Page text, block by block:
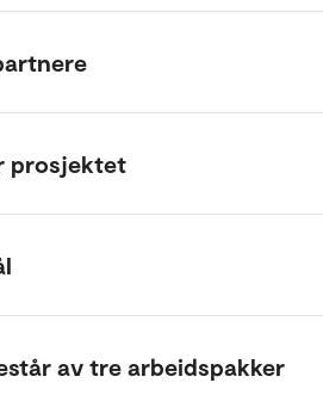
prosjektet
av tre arbeidspakker